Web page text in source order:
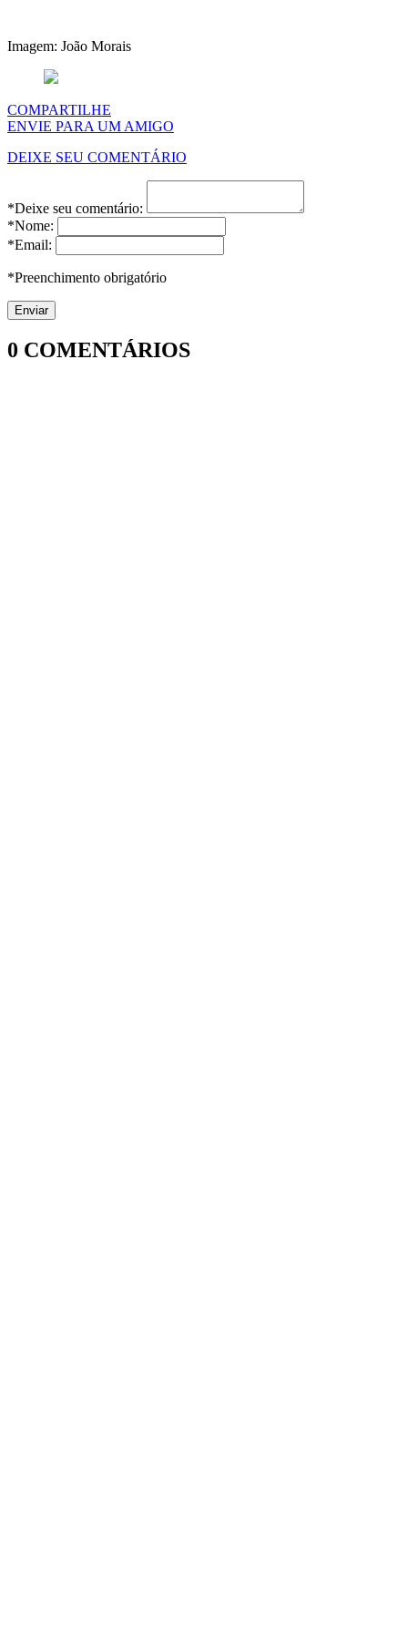
Imagem: João Morais
COMPARTILHE
ENVIE PARA UM AMIGO
DEIXE SEU COMENTÁRIO
*Deixe seu comentário:
*Nome:
*Email:
*Preenchimento obrigatório
0 COMENTÁRIOS